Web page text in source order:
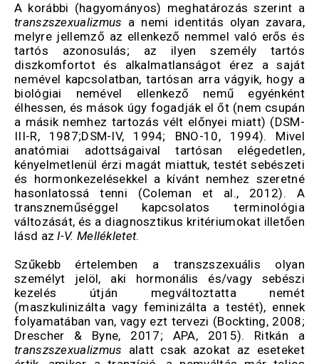
A korábbi (hagyományos) meghatározás szerint a
transzszexualizmus a nemi identitás olyan zavara,
melyre jellemző az ellenkező nemmel való erős és
tartós azonosulás; az ilyen személy tartós
diszkomfortot és alkalmatlanságot érez a saját
nemével kapcsolatban, tartósan arra vá­gyik, hogy a
biológiai nemével ellenke­ző nemű egyénként
élhessen, és mások úgy fogadják el őt (nem csupán
a másik nemhez tartozás vélt előnyei miatt) (DSM-
III-R, 1987;DSM-IV, 1994; BNO-10, 1994). Mivel
anatómiai adottsá­gaival tartósan elégedetlen,
kényelmet­lenül érzi magát miattuk, testét sebé­szeti
és hormonkezelésekkel a kívánt nemhez szeretné
hasonlatossá tenni (Coleman et al., 2012). A
transzneműséggel kapcsolatos terminológia
változását, és a diagnosztikus kritériumokat illetően
lásd azI-V. Mellékletet.
Szűkebb értelemben a transzszexuális olyan
személyt jelöl, aki hormonális és/vagy sebészi
kezelés útján megváltoztatta nemét
(maszkulinizálta vagy feminizálta a testét), ennek
folyamatában van, vagy ezt tervezi (Bockting, 2008;
Drescher & Byne, 2017; APA, 2015). Ritkán a
transzszexualizmus alatt csak azokat az eseteket